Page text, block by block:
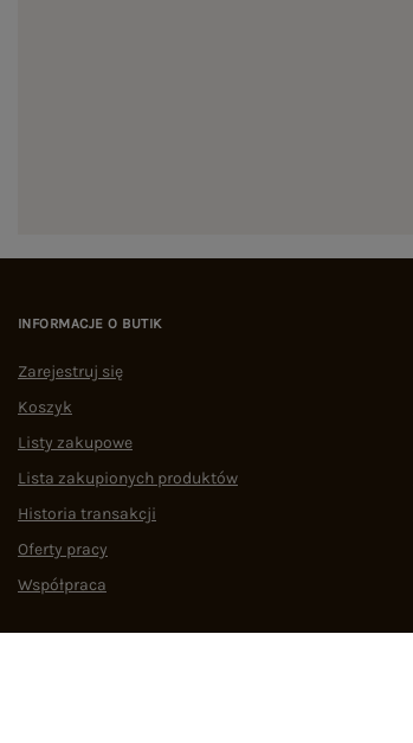
INFORMACJE O BUTIK
Zarejestruj się
Koszyk
Listy zakupowe
Lista zakupionych produktów
Historia transakcji
Oferty pracy
Współpraca